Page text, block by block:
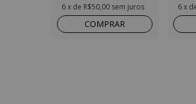
6x de R$50,00 sem juros
COMPRAR
6 x